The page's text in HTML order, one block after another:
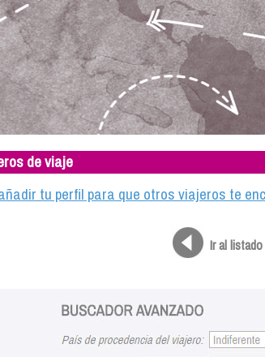
de viaje
tu perfil para que otros viajeros te
Ir al